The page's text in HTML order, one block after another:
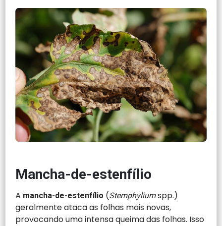
Mancha-de-estenfílio
A mancha-de-estenfílio (Stemphyliumspp.)
geralmente ataca as folhas mais novas,
provocando uma intensa queima das folhas. Isso